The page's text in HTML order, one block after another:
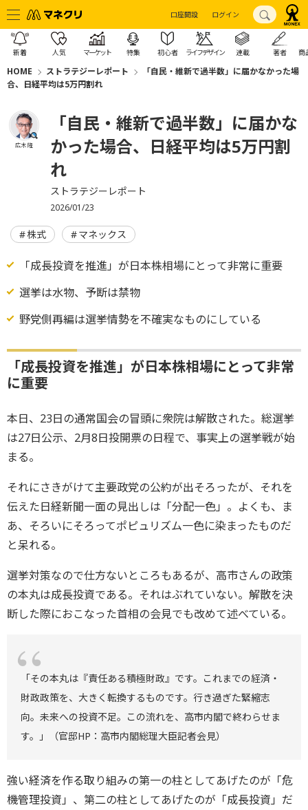
口座開設 ログイン
新着 人気 マーケット 特集 初心者 ライフデザイン 連載 著者 商
HOME ストラテジーレポート
「自民・維新で過半数」に届かなかった場
合、日経平均は5万円割れ
広木 隆
「自民・維新で過半数」に届かな
かった場合、日経平均は5万円割
れ
ストラテジーレポート
2026/01/23
株式 マネックス
「成長投資を推進」が日本株相場にとって非常に重要
選挙は水物、予断は禁物
野党側再編は選挙情勢を不確実なものにしている
「成長投資を推進」が日本株相場にとって非常
に重要
本日、23日の通常国会の冒頭に衆院は解散された。総選挙
は27日公示、2月8日投開票の日程で、事実上の選挙戦が始
まる。
それにさきがけて主要政党の公約が出そろったが、それを
伝えた日経新聞一面の見出しは「分配一色」。よくも、ま
あ、そろいにそろってポピュリズム一色に染まったものだ
と呆れる。
選挙対策なので仕方ないところもあるが、高市さんの政策
の本丸は成長投資である。それはぶれていない。解散を決
断した際におこなった首相の会見でも改めて述べている。
「その本丸は『責任ある積極財政』です。これまでの経済・
財政政策を、大きく転換するものです。行き過ぎた緊縮志
向。未来への投資不足。この流れを、高市内閣で終わらせま
す。」（官邸HP：高市内閣総理大臣記者会見）
強い経済を作る取り組みの第一の柱としてあげたのが「危
機管理投資」、第二の柱としてあげたのが「成長投資」だ